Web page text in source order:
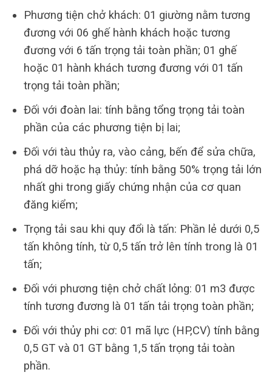
Phương tiện chở khách: 01 giường nằm tương
đương với 06 ghế hành khách hoặc tương
đương với 6 tấn trọng tải toàn phần; 01 ghế
hoặc 01 hành khách tương đương với 01 tấn
trọng tải toàn phần;
Đối với đoàn lai: tính bằng tổng trọng tải toàn
phần của các phương tiện bị lai;
Đối với tàu thủy ra, vào cảng, bến để sửa chữa,
phá dỡ hoặc hạ thủy: tính bằng 50% trọng tải lớn
nhất ghi trong giấy chứng nhận của cơ quan
đăng kiểm;
Trọng tải sau khi quy đổi là tấn: Phần lẻ dưới 0,5
tấn không tính, từ 0,5 tấn trở lên tính trong là 01
tấn;
Đối với phương tiện chở chất lỏng: 01 m3 được
tính tương đương là 01 tấn tải trọng toàn phần;
Đối với thủy phi cơ: 01 mã lực (HP,CV) tính bằng
0,5 GT và 01 GT bằng 1,5 tấn trọng tải toàn
phần.